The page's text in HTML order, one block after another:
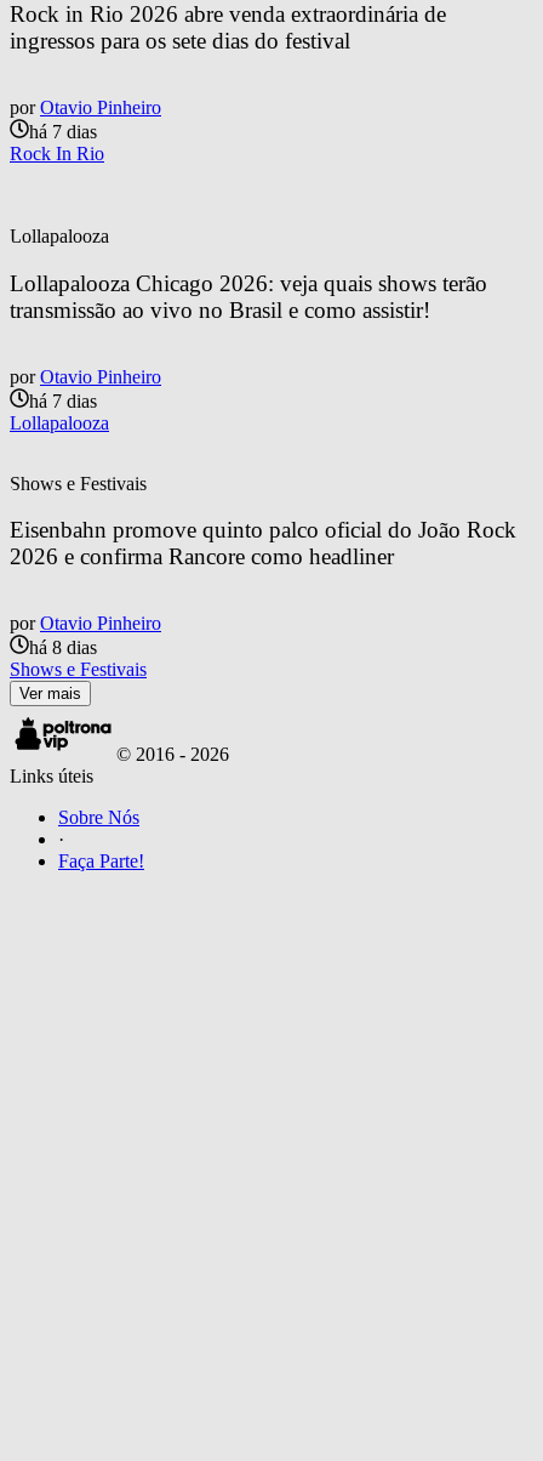
Rock in Rio 2026 abre venda extraordinária de
ingressos para os sete dias do festival
por Otavio Pinheiro
há 7 dias
Rock In Rio
Lollapalooza
Lollapalooza Chicago 2026: veja quais shows terão
transmissão ao vivo no Brasil e como assistir!
por Otavio Pinheiro
há 7 dias
Lollapalooza
Shows e Festivais
Eisenbahn promove quinto palco oficial do João Rock
2026 e confirma Rancore como headliner
por Otavio Pinheiro
há 8 dias
Shows e Festivais
Ver mais
© 2016 - 2026
Links úteis
Sobre Nós
·
Faça Parte!